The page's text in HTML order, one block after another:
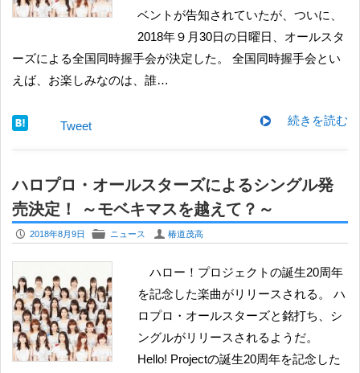
ベントが告知されていたが、ついに、
2018年９月30日の日曜日、オールスタ
ーズによる全国同時握手会が決定した。 全国同時握手会とい
えば、お楽しみなのは、誰…
続きを読む
Tweet
ハロプロ・オールスターズによるシングル発
売決定！ ～モベキマスを越えて？～
P 2018年8月9日 F ニュース U 椿道茂高
ハロー！プロジェクトの誕生20周年
を記念した楽曲がリリースされる。 ハ
ロプロ・オールスターズと銘打ち、シ
ングルがリリースされるようだ。
Hello! Projectの誕生20周年を記念した